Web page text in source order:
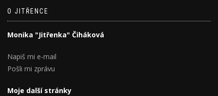
O JITŘENCE
Monika "Jitřenka" Čiháková
Napiš mi e-mail
Pošli mi zprávu
Moje další stránky